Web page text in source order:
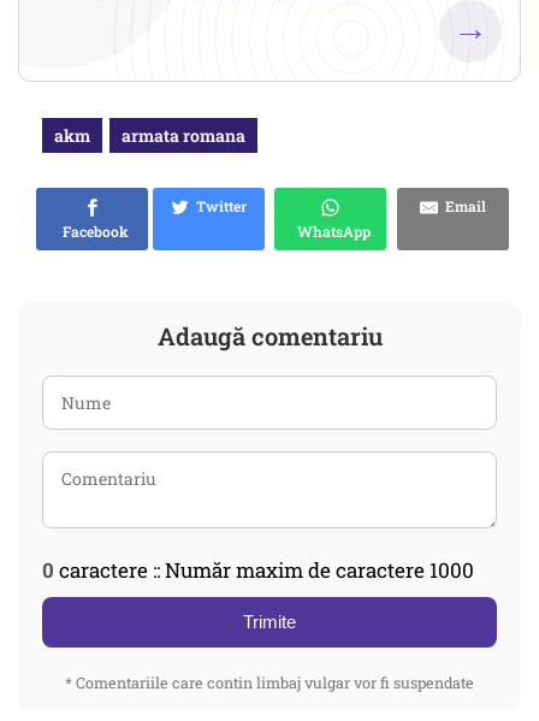
→
akm armata romana
Facebook
Twitter
WhatsApp
Email
Adaugă comentariu
0 caractere :: Număr maxim de caractere 1000
Trimite
* Comentariile care contin limbaj vulgar vor fi suspendate